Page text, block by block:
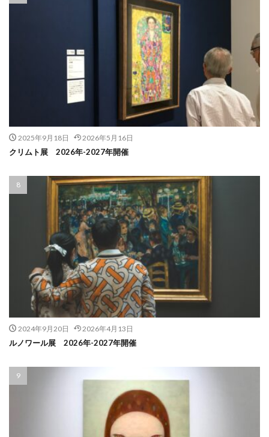
2025年9月18日 2026年5月16日
クリムト展 2026年-2027年開催
2024年9月20日 2026年4月13日
ルノワール展 2026年-2027年開催